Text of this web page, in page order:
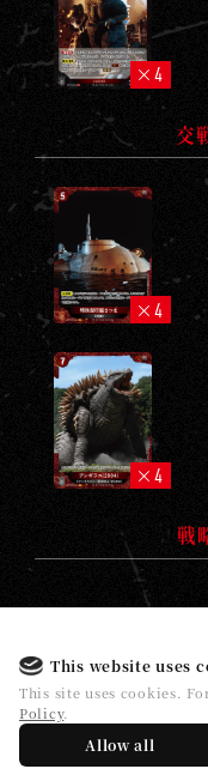
This website uses
This site uses cookies.
Policy.
Allow all
4
交
4
4
戦